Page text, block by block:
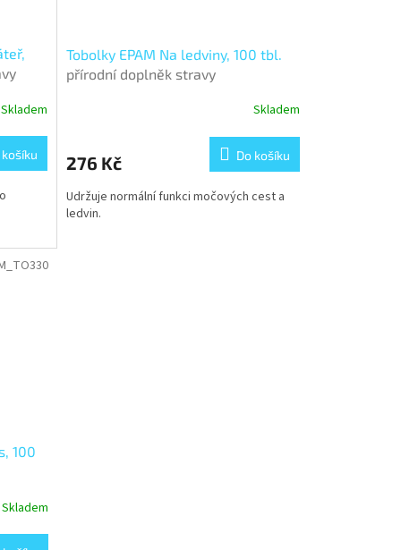
Skladem
košíku
Tobolky EPAM Na ledviny, 100 tbl.
přírodní doplněk stravy
Skladem
276 Kč Do košíku
Udržuje normální funkci močových cest a
ledvin.
100
Skladem